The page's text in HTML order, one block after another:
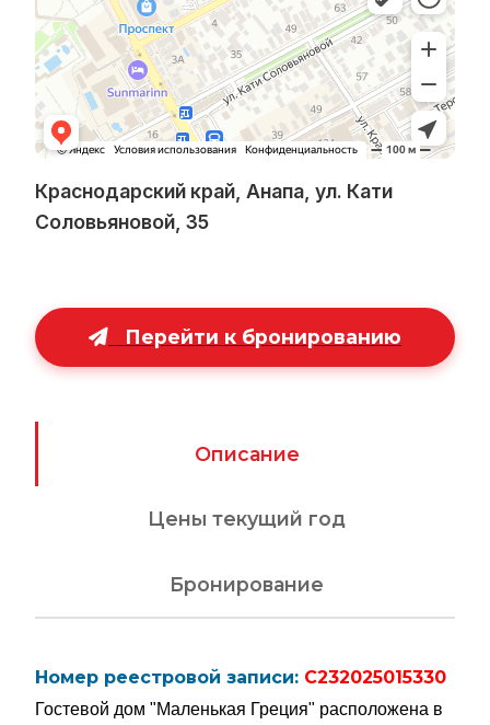
Краснодарский край, Анапа, ул. Кати
Соловьяновой, 35
Перейти к бронированию
Описание
Цены текущий год
Бронирование
Номер реестровой записи: C232025015330
Гостевой дом "Маленькая Греция" расположена в